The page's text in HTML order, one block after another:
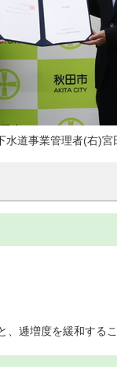
水道事業管理者(右)宮
、逓増度を緩和する